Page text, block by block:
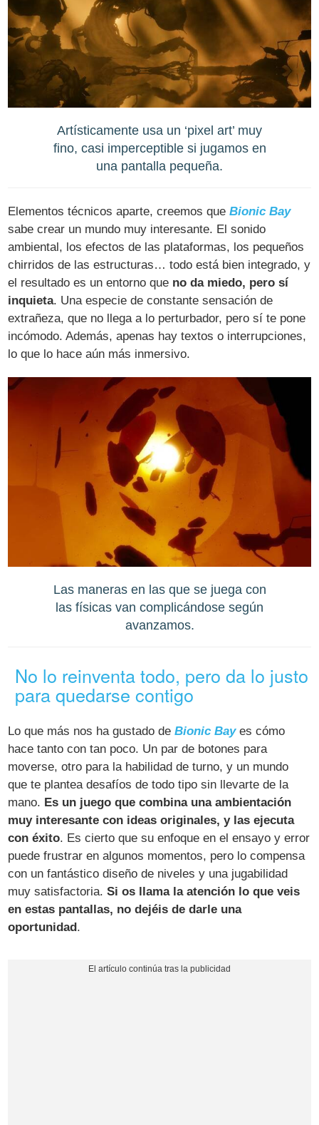
Artísticamente usa un ‘pixel art’ muy
fino, casi imperceptible si jugamos en
una pantalla pequeña.
Elementos técnicos aparte, creemos queBionic Bay
sabe crear un mundo muy interesante. El sonido
ambiental, los efectos de las plataformas, los pequeños
chirridos de las estructuras… todo está bien integrado, y
el resultado es un entorno que no da miedo, pero sí
inquieta. Una especie de constante sensación de
extrañeza, que no llega a lo perturbador, pero sí te pone
incómodo. Además, apenas hay textos o interrupciones,
lo que lo hace aún más inmersivo.
Las maneras en las que se juega con
las físicas van complicándose según
avanzamos.
No lo reinventa todo, pero da lo justo
para quedarse contigo
Lo que más nos ha gustado deBionic Bayes cómo
hace tanto con tan poco. Un par de botones para
moverse, otro para la habilidad de turno, y un mundo
que te plantea desafíos de todo tipo sin llevarte de la
mano. Es un juego que combina una ambientación
muy interesante con ideas originales, y las ejecuta
con éxito. Es cierto que su enfoque en el ensayo y error
puede frustrar en algunos momentos, pero lo compensa
con un fantástico diseño de niveles y una jugabilidad
muy satisfactoria.Si os llama la atención lo que veis
en estas pantallas, no dejéis de darle una
oportunidad.